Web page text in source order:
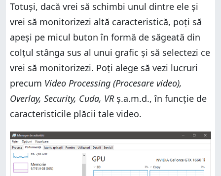
Totuși, dacă vrei să schimbi unul dintre ele și
vrei să monitorizezi altă caracteristică, poți să
apeși pe micul buton în formă de săgeată din
colțul stânga sus al unui grafic și să selectezi ce
vrei să monitorizezi. Poți alege să vezi lucruri
precum Video Processing (Procesare video),
Overlay, Security, Cuda, VRș.a.m.d., în funcție de
caracteristicile plăcii tale video.